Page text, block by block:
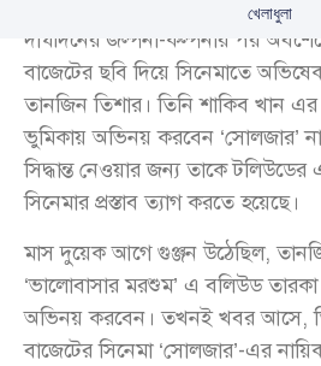
খেলাধুলা
দীর্ঘদিনের জল্পনা-কল্পনার পর
বাজেটের ছবি দিয়ে সিনেমাতে
তানজিন তিশার। তিনি শাকিব খান
ভুমিকায় অভিনয় করবেন ‘সোলজার’
সিদ্ধান্ত নেওয়ার জন্য তাকে
সিনেমার প্রস্তাব ত্যাগ করতে হয়েছে।
মাস দুয়েক আগে গুঞ্জন উঠেছিল,
‘ভালোবাসার মরশুম’ এ বলিউড
অভিনয় করবেন। তখনই খবর আসে,
বাজেটের সিনেমা ‘সোলজার’-এর